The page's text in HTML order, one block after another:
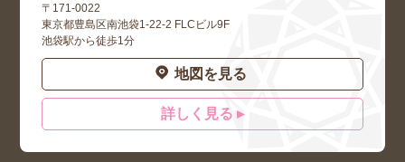
〒171-0022
東京都豊島区南池袋1-22-2 FLCビル9F
池袋駅から徒歩1分
地図を見る
詳しく見る ▸